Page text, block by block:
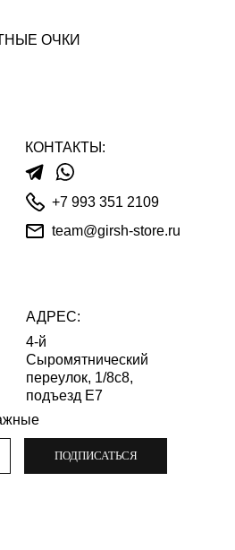
ОЧКИ
+7 993 351 2109
ПОДПИСАТЬСЯ
4-й
Сыромятнический
переулок, 1/8с8,
подъезд Е7
АДРЕС:
team@girsh-store.ru
КОНТАКТЫ: